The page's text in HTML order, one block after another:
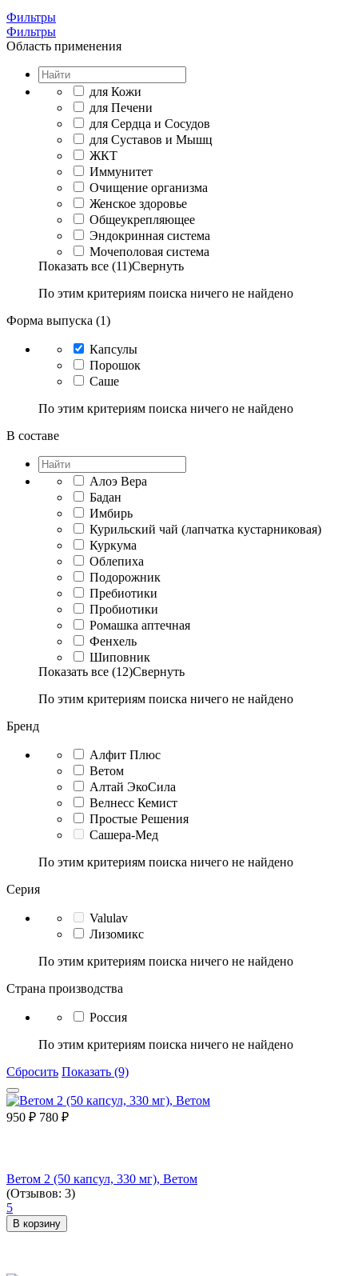
Фильтры
Фильтры
Область применения
для Кожи
для Печени
для Сердца и Сосудов
для Суставов и Мышц
ЖКТ
Иммунитет
Очищение организма
Женское здоровье
Общеукрепляющее
Эндокринная система
Мочеполовая система
Показать все (11)Свернуть
По этим критериям поиска ничего не найдено
Форма выпуска (1)
Капсулы
Порошок
Саше
По этим критериям поиска ничего не найдено
В составе
Алоэ Вера
Бадан
Имбирь
Курильский чай (лапчатка кустарниковая)
Куркума
Облепиха
Подорожник
Пребиотики
Пробиотики
Ромашка аптечная
Фенхель
Шиповник
Показать все (12)Свернуть
По этим критериям поиска ничего не найдено
Бренд
Алфит Плюс
Ветом
Алтай ЭкоСила
Велнесс Кемист
Простые Решения
Сашера-Мед
По этим критериям поиска ничего не найдено
Серия
Valulav
Лизомикс
По этим критериям поиска ничего не найдено
Страна производства
Россия
По этим критериям поиска ничего не найдено
Сбросить Показать (9)
950 ₽ 780 ₽
Ветом 2 (50 капсул, 330 мг), Ветом
(Отзывов: 3)
5
В корзину